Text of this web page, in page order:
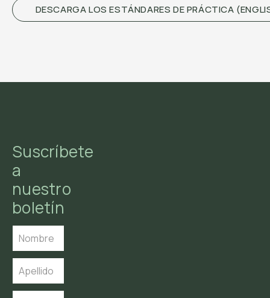
DESCARGA LOS ESTÁNDARES DE PRÁCTICA
Suscríbete
a
nuestro
boletín